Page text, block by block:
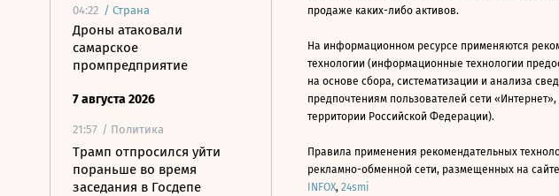
04:22 / Страна
Дроны атаковали
самарское
промпредприятие
7 августа 2026
21:57 / Политика
Трамп отпросился уйти
пораньше во время
заседания в Госдепе
продаже каких-либо активов.
На информационном ресурсе применяются
технологии (информационные технологии
на основе сбора, систематизации и анализа
предпочтениям пользователей сети
территории Российской Федерации).
Правила применения рекомендательных
рекламно-обменной сети, размещенных на
INFOX, 24smi